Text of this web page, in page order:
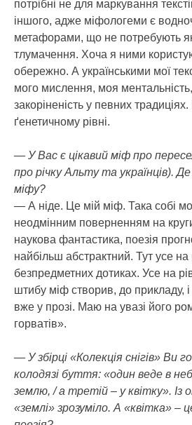
потрібні не для маркування
іншого, адже міфологеми є
метафорами, що не потребують
тлумачення. Хоча я ними
обережно. А українськими мої
мого мислення, моя
закоріненість у певних
ґенетичному рівні.
— У Вас є цікавий міф про
про річку Альту та українців).
міфу?
— А ніде. Це мій міф. Така собі
неодмінним поверненням на круги
наукова фантастика, поезія
найбільш абстрактний. Тут усе на
безпредметних дотиках. Усе на
штибу міф створив, до прикладу,
вже у прозі. Маю на увазі його
горватів».
— У збірці «Колекція снігів» Ви
колодязі буття: «один веде в
землю, / а третій – у квітку». Із
«землі» зрозуміло. А «квітка» –